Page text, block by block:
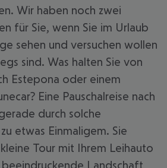
Wir haben noch zwei
für Sie, wenn Sie im Urlaub
sehen und versuchen wollen
sind. Was halten Sie von
Estepona oder einem
Eine Pauschalreise nach
durch solche
etwas Einmaligem. Sie
Tour mit Ihrem Leihauto
Landschaft